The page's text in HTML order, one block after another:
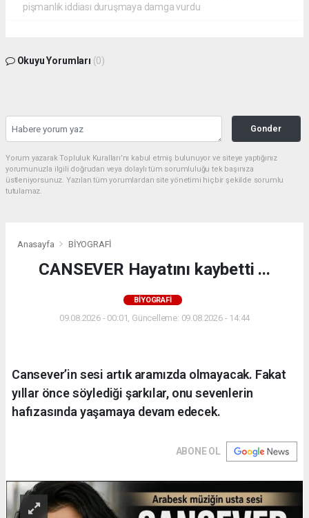
pişmanlık iddiası duruşmaya damga vurdu
Okuyu Yorumları (0)
Gonder
Yorum yazarak Topluluk Kuralları’nı kabul etmiş bulunuyor ve siteye yaptığınız
yorumunuzla ilgili doğrudan veya dolaylı tüm sorumluluğu tek başınıza
üstleniyorsunuz. Yazılan tüm yorumlardan site yönetimi hiçbir şekilde sorumlu
tutulamaz.
Anasayfa BİYOGRAFİ
CANSEVER Hayatını kaybetti ...
BİYOGRAFİ
09.08.2026 - 00:01, Güncelleme: 09.08.2026 - 14:44
Cansever’in sesi artık aramızda olmayacak. Fakat
yıllar önce söylediği şarkılar, onu sevenlerin
hafızasında yaşamaya devam edecek.
ABONE OL